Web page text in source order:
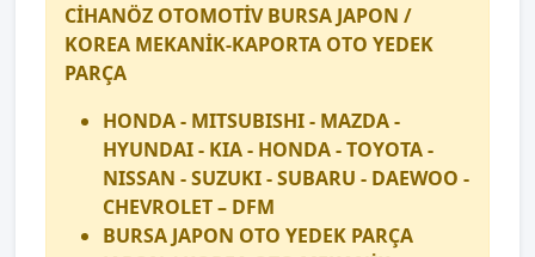
CİHANÖZ OTOMOTİV BURSA JAPON /
KOREA MEKANİK-KAPORTA OTO YEDEK
PARÇA
HONDA - MITSUBISHI - MAZDA -
HYUNDAI - KIA - HONDA - TOYOTA -
NISSAN - SUZUKI - SUBARU - DAEWOO -
CHEVROLET – DFM
BURSA JAPON OTO YEDEK PARÇA